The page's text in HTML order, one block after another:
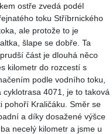
ostře zvedá podél
toku Stříbrnického
ale protože to je
šlape se dobře. Ta
část je dlouhá něco
kilometr do rozcestí s
podle vodního toku,
4071, je to taková
pohoří Kraličáku. Směr se
a díky dosažené výšce
necelý kilometr a jsme u